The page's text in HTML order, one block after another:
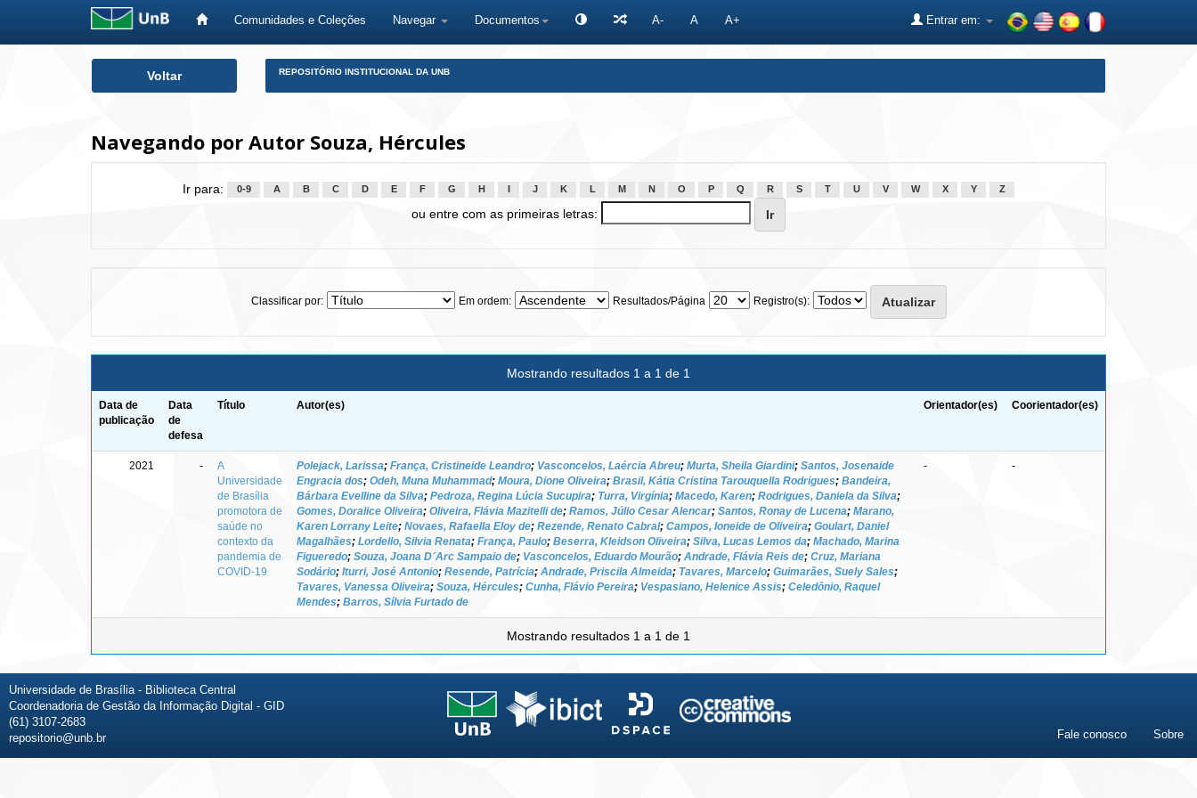
Comunidades e Coleções Navegar Documentos A- A A+ Entrar em:
Voltar REPOSITÓRIO INSTITUCIONAL DA UNB
Navegando por Autor Souza, Hércules
Ir para: 0-9 A B C D E F G H J K L M N O P Q R S T U V W X Y Z
ou entre com as primeiras letras:
Classificar por: Em ordem: Resultados/Página Registro(s):
Mostrando resultados 1 a 1 de 1
Data de
publicação
Data
de
defesa
Título Autor(es) Orientador(es) Coorientador(es)
2021 -
A
Universidade
de Brasília
promotora de
saúde no
contexto da
pandemia de
COVID-19
Polejack, Larissa; França, Cristineide Leandro; Vasconcelos, Laércia Abreu; Murta, Sheila Giardini; Santos, Josenaide
Engracia dos; Odeh, Muna Muhammad; Moura, Dione Oliveira; Brasil, Kátia Cristina Tarouquella Rodrigues; Bandeira,
Bárbara Evelline da Silva; Pedroza, Regina Lúcia Sucupira; Turra, Virgínia; Macedo, Karen; Rodrigues, Daniela da Silva;
Gomes, Doralice Oliveira; Oliveira, Flávia Mazitelli de; Ramos, Júlio Cesar Alencar; Santos, Ronay de Lucena; Marano,
Karen Lorrany Leite; Novaes, Rafaella Eloy de; Rezende, Renato Cabral; Campos, Ioneide de Oliveira; Goulart, Daniel
Magalhães; Lordello, Silvia Renata; França, Paulo; Beserra, Kleidson Oliveira; Silva, Lucas Lemos da; Machado, Marina
Figueredo; Souza, Joana D´Arc Sampaio de; Vasconcelos, Eduardo Mourão; Andrade, Flávia Reis de; Cruz, Mariana
Sodário; Iturri, José Antonio; Resende, Patrícia; Andrade, Priscila Almeida; Tavares, Marcelo; Guimarães, Suely Sales;
Tavares, Vanessa Oliveira; Souza, Hércules; Cunha, Flávio Pereira; Vespasiano, Helenice Assis; Celedônio, Raquel
Mendes; Barros, Sílvia Furtado de
- -
Mostrando resultados 1 a 1 de 1
Universidade de Brasília - Biblioteca Central
Coordenadoria de Gestão da Informação Digital - GID
(61) 3107-2683
repositorio@unb.br
Fale conosco Sobre